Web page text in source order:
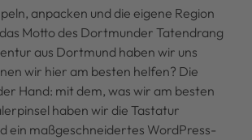
anpacken und die eigene Region
Motto des Dortmunder Tatendrang
aus Dortmund haben wir uns
wir hier am besten helfen? Die
Hand: mit dem, was wir am besten
haben wir die Tastatur
ein maßgeschneidertes WordPress-